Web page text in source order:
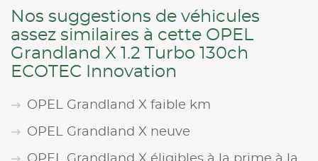
Nos suggestions de véhicules
assez similaires à cette OPEL
Grandland X 1.2 Turbo 130ch
ECOTEC Innovation
OPEL Grandland X faible km
OPEL Grandland X neuve